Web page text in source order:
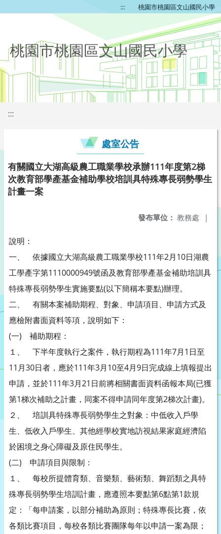
::: 桃園市桃園區文山國民小學
桃園市桃園區文山國民小學
:::
處室公告
有關國立大湖高級農工職業學校承辦111年度第2梯
次教育部學產基金補助學校培訓具特殊專長弱勢學生
計畫一案
發布單位： 教務處 |
說明：
一、 依據國立大湖高級農工職業學校111年2月10日湖農
工學產字第1110000949號函及教育部學產基金補助培訓具
特殊專長弱勢學生實施要點(以下簡稱本要點)辦理。
二、 有關本案補助期程、對象、申請項目、申請方式及
應檢附書面資料等項，說明如下：
(一) 補助期程：
１、 下半年度執行之案件，執行期程為111年7月1日至
11月30日者，應於111年3月10至4月9日完成線上填報提出
申請，並於111年3月21日前將相關書面資料函報本局(已獲
第1梯次補助之計畫，同案不得申請同年度第2梯次計畫)。
２、 培訓具特殊專長弱勢學生之對象：中低收入戶學
生、低收入戶學生、其他經學校實地訪視結果家庭經濟陷
於困境之身心障礙及原住民學生。
(二) 申請項目與限制：
１、 每校所提體育類、音樂類、藝術類、舞蹈類之具特
殊專長弱勢學生培訓計畫，應遵照本要點第6點第1款規
定：「每申請案，以部分補助為原則；特殊專長比賽，依
各類比賽項目，每校各類比賽團隊每年以申請一案為限；